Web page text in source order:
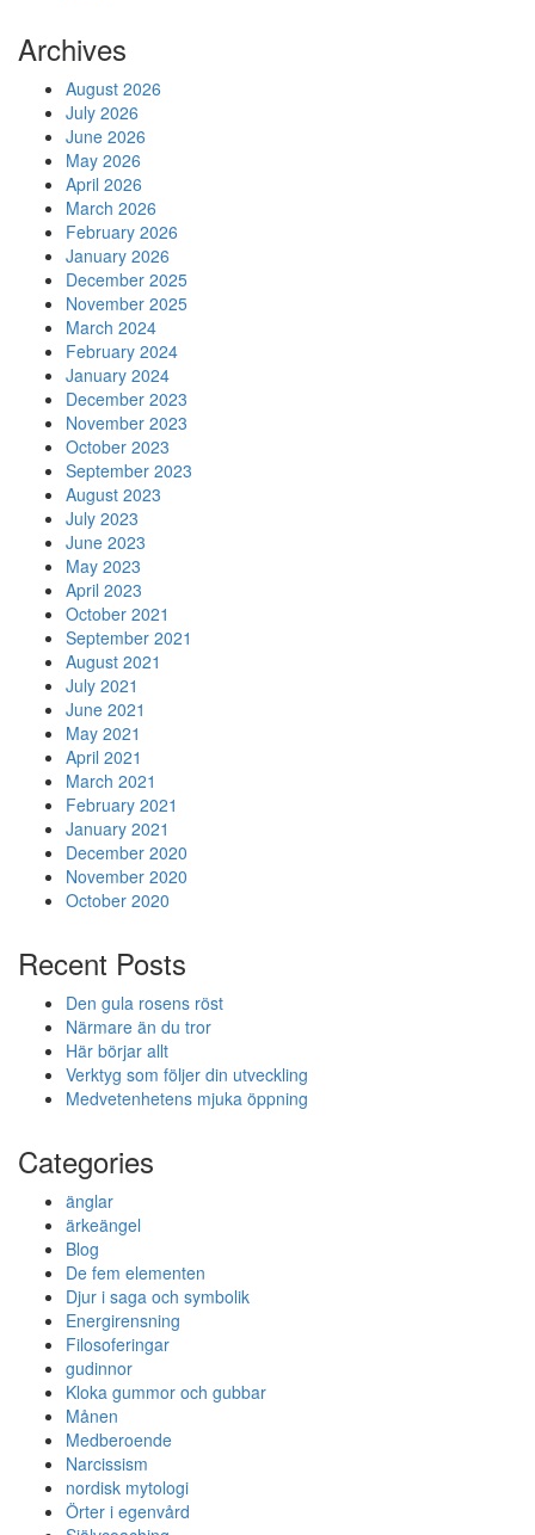
Archives
August 2026
July 2026
June 2026
May 2026
April 2026
March 2026
February 2026
January 2026
December 2025
November 2025
March 2024
February 2024
January 2024
December 2023
November 2023
October 2023
September 2023
August 2023
July 2023
June 2023
May 2023
April 2023
October 2021
September 2021
August 2021
July 2021
June 2021
May 2021
April 2021
March 2021
February 2021
January 2021
December 2020
November 2020
October 2020
Recent Posts
Den gula rosens röst
Närmare än du tror
Här börjar allt
Verktyg som följer din utveckling
Medvetenhetens mjuka öppning
Categories
änglar
ärkeängel
Blog
De fem elementen
Djur i saga och symbolik
Energirensning
Filosoferingar
gudinnor
Kloka gummor och gubbar
Månen
Medberoende
Narcissism
nordisk mytologi
Örter i egenvård